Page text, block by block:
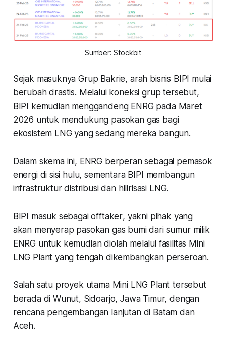
Sumber: Stockbit
Sejak masuknya Grup Bakrie, arah bisnis BIPI mulai
berubah drastis. Melalui koneksi grup tersebut,
BIPI kemudian menggandeng ENRG pada Maret
2026 untuk mendukung pasokan gas bagi
ekosistem LNG yang sedang mereka bangun.
Dalam skema ini, ENRG berperan sebagai pemasok
energi di sisi hulu, sementara BIPI membangun
infrastruktur distribusi dan hilirisasi LNG.
BIPI masuk sebagaiofftaker, yakni pihak yang
akan menyerap pasokan gas bumi dari sumur milik
ENRG untuk kemudian diolah melalui fasilitas Mini
LNG Plant yang tengah dikembangkan perseroan.
Salah satu proyek utama Mini LNG Plant tersebut
berada di Wunut, Sidoarjo, Jawa Timur, dengan
rencana pengembangan lanjutan di Batam dan
Aceh.